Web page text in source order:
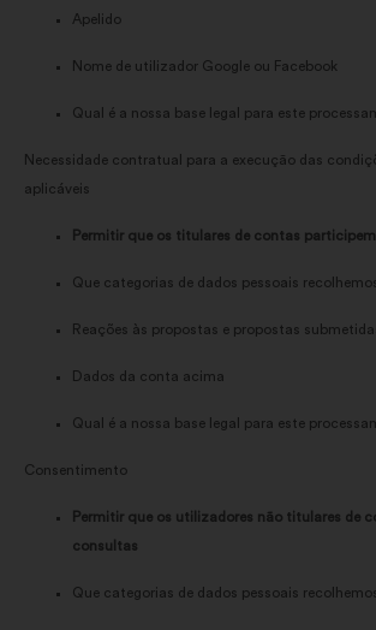
Apelido
Nome de utilizador Google ou Facebook
Qual é a nossa base legal para este
Necessidade contratual para a execução das
aplicáveis
Permitir que os titulares de contas
Que categorias de dados pessoais
Reações às propostas e propostas
Dados da conta acima
Qual é a nossa base legal para este
Consentimento
Permitir que os utilizadores não titulares de
consultas
Que categorias de dados pessoais